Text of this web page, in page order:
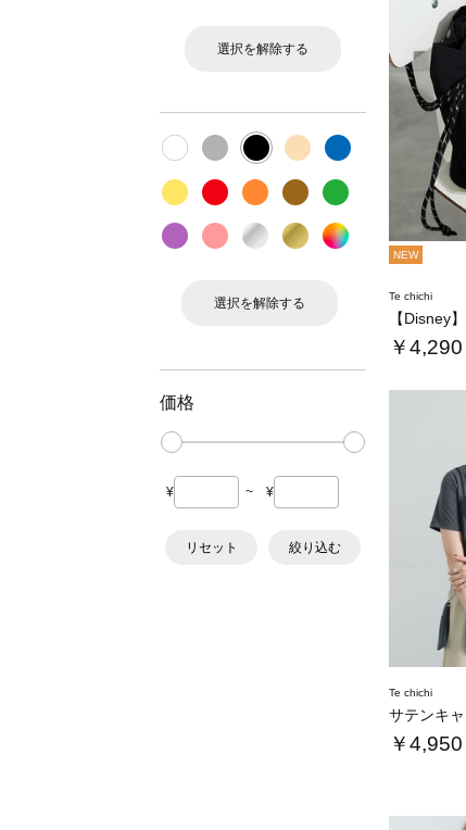
選択を解除する
選択を解除する
価格
¥ ~ ¥
リセット 絞り込む
NEW
Te chichi
￥4,290
Te chichi
￥4,950